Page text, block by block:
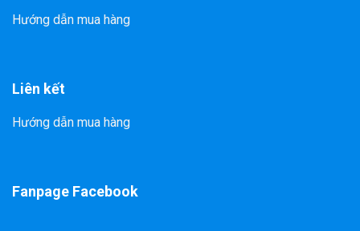
Hướng dẫn mua hàng
Liên kết
Hướng dẫn mua hàng
Fanpage Facebook